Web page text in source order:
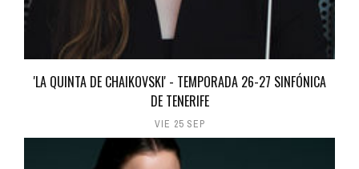
'LA QUINTA DE CHAIKOVSKI' - TEMPORADA 26-27 SINFÓNICA
DE TENERIFE
VIE 25 SEP